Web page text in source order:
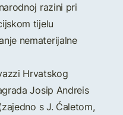
razini pri
tijelu
nematerijalne
Hrvatskog
Josip Andreis
s J. Ćaletom,